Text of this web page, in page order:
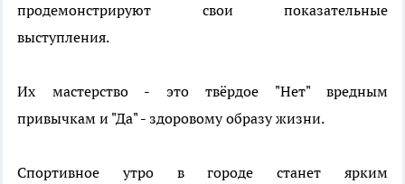
продемонстрируют свои показательные
выступления.
Их мастерство - это твёрдое "Нет" вредным
привычкам и "Да" - здоровому образу жизни.
Спортивное утро в городе станет ярким